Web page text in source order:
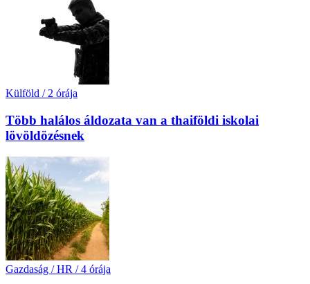
Külföld / 2 órája
Több halálos áldozata van a thaiföldi iskolai
lövöldözésnek
Gazdaság / HR / 4 órája